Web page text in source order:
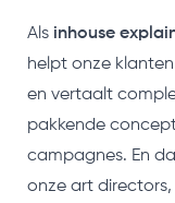
Als inhouse
helpt onze
en vertaalt
pakkende
campagnes. En
onze art